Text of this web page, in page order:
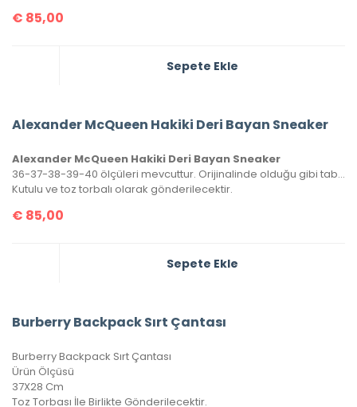
€ 85,00
Sepete Ekle
Alexander McQueen Hakiki Deri Bayan Sneaker
Alexander McQueen Hakiki Deri Bayan Sneaker
36-37-38-39-40 ölçüleri mevcuttur. Orijinalinde olduğu gibi tabanın sadece üst yarısı dikişlidir.
Kutulu ve toz torbalı olarak gönderilecektir.
€ 85,00
Sepete Ekle
Burberry Backpack Sırt Çantası
Burberry Backpack Sırt Çantası
Ürün Ölçüsü
37X28 Cm
Toz Torbası İle Birlikte Gönderilecektir.